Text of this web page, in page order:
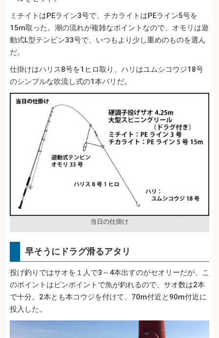
ミチイトはPEライン3号で、チカライトはPEライン5号を
15m取った。潮の流れが複雑なポイントなので、オモリは遊
動式L型テンビン33号で、いつもより少し重めのものを選ん
だ。
仕掛けはハリス8号を1ヒロ取り、ハリはユムシコウジ18号
のシンプルな吹流し式の1本バリだ。
当日の仕掛け
早そうにドラグ滑るアタリ
投げ釣りではサオを１人で3～4本出すのがセオリーだが、こ
のポイントはピンポイントで魚が釣れるので、サオ数は2本
で十分。2本とも本コウジを付けて、70m付近と90m付近に
投入した。